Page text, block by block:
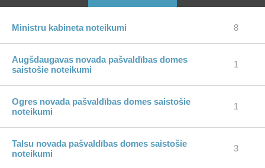
Ministru kabineta noteikumi 8
Augšdaugavas novada pašvaldības domes
saistošie noteikumi
1
Ogres novada pašvaldības domes saistošie
noteikumi
1
Talsu novada pašvaldības domes saistošie
noteikumi
3